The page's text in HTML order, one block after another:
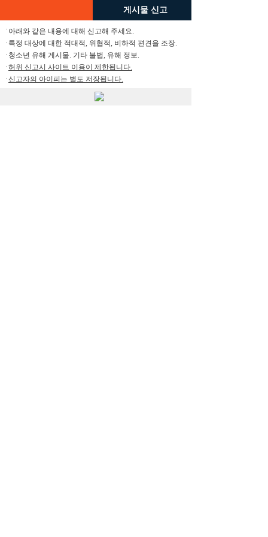
게시물 신고
아래와 같은 내용에 대해 신고해 주세요.
특정 대상에 대한 적대적, 위협적, 비하적 편견을 조장.
청소년 유해 게시물. 기타 불법, 유해 정보.
허위 신고시 사이트 이용이 제한됩니다.
신고자의 아이피는 별도 저장됩니다.